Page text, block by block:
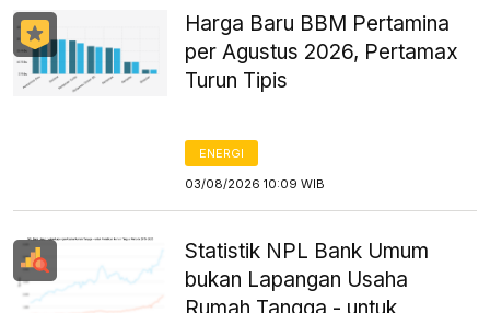
Harga Baru BBM Pertamina
per Agustus 2026, Pertamax
Turun Tipis
ENERGI
03/08/2026 10:09 WIB
Statistik NPL Bank Umum
bukan Lapangan Usaha